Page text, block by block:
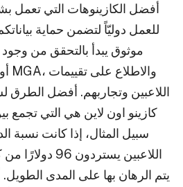
أفضل الكازينوهات التي تعمل
للعمل دوليّاً لتضمن حماية
موثوق يبدأ بالتحقق من
اللاعبين وتجاربهم. أفضل الطرق
كازينو اون لاين هي التي تجمع
سبيل المثال، إذا كانت نسبة الدفع 96%، فهذا
يتم الرهان بها على المدى